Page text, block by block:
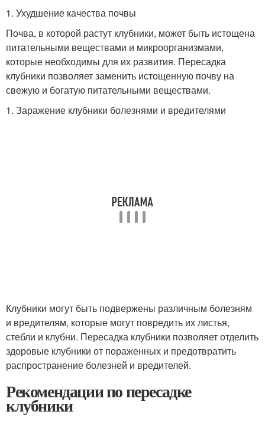
1. Ухудшение качества почвы
Почва, в которой растут клубники, может быть истощена
питательными веществами и микроорганизмами,
которые необходимы для их развития. Пересадка
клубники позволяет заменить истощенную почву на
свежую и богатую питательными веществами.
1. Заражение клубники болезнями и вредителями
Клубники могут быть подвержены различным болезням
и вредителям, которые могут повредить их листья,
стебли и клубни. Пересадка клубники позволяет отделить
здоровые клубники от пораженных и предотвратить
распространение болезней и вредителей.
Рекомендации по пересадке
клубники